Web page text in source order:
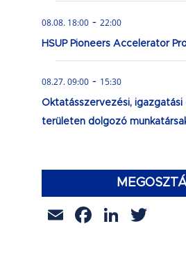
08.08. 18:00 - 22:00
HSUP Pioneers Accelerator
08.27. 09:00 - 15:30
Oktatásszervezési, igazgatási
területen dolgozó
EmailFacebook